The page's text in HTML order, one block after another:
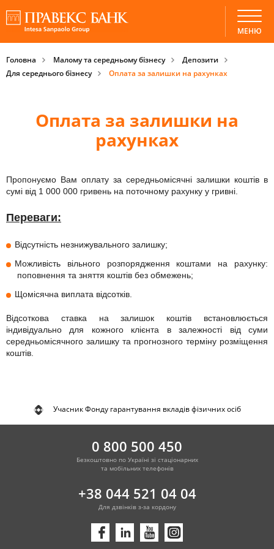
МЕНЮ
Головна Малому та середньому бізнесу
Депозити
Для середнього бізнесу
Оплата за залишки на рахунках
Оплата за залишки на
рахунках
Пропонуємо Вам оплату за середньомісячні залишки коштів в
сумі від 1 000 000 гривень на поточному рахунку у гривні.
Переваги:
Відсутність незнижувального залишку;
Можливість вільного розпорядження коштами на рахунку:
поповнення та зняття коштів без обмежень;
Щомісячна виплата відсотків.
Відсоткова ставка на залишок коштів встановлюється
індивідуально для кожного клієнта в залежності від суми
середньомісячного залишку та прогнозного терміну розміщення
коштів.
Учасник Фонду гарантування вкладів фізичних осіб
0 800 500 450
Безкоштовно по Україні зі стаціонарних
та мобільних телефонів
+38 044 521 04 04
Для дзвінків з-за кордону